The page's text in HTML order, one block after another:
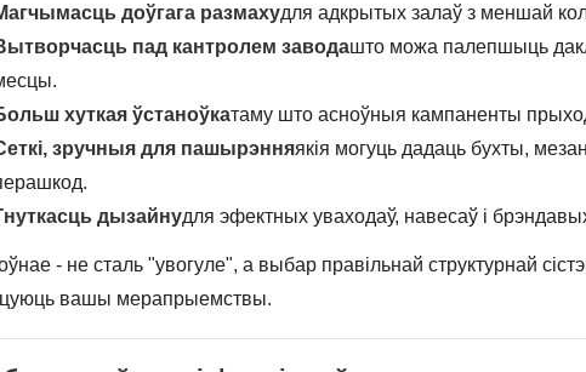
доўгага размахудля адкрытых залаў з меншай
пад кантролем заводашто можа палепшыць
хуткая ўстаноўкатаму што асноўныя кампаненты
зручныя для пашырэнняякія могуць дадаць бухты,
дызайнудля эфектных уваходаў, навесаў і
- не сталь "увогуле", а выбар правільнай структурнай
вашы мерапрыемствы.